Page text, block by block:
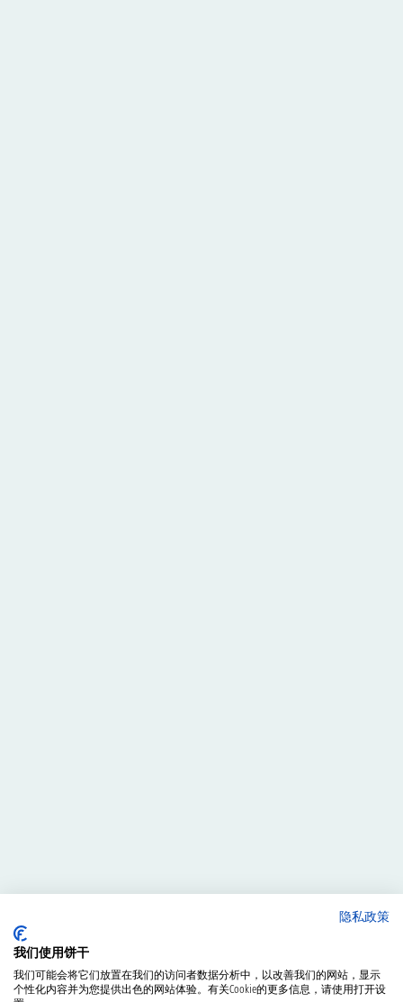
隐私政策
我们使用饼干
我们可能会将它们放置在我们的访问者数据分析中，以改善我们的网站，显示
个性化内容并为您提供出色的网站体验。有关Cookie的更多信息，请使用打开设